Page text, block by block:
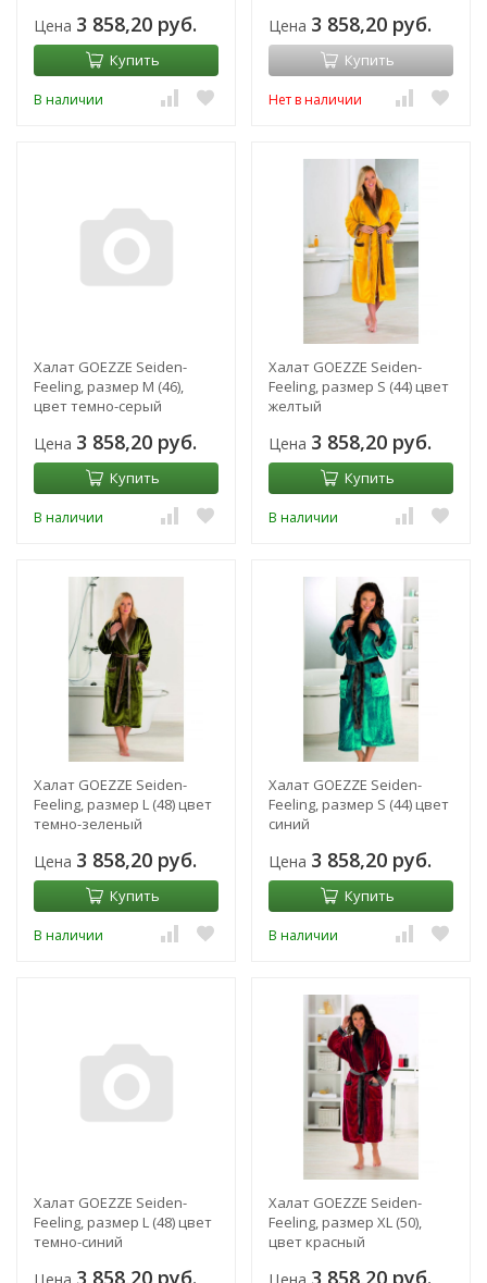
Цена 3 858,20 руб.
Купить
В наличии
Цена 3 858,20 руб.
Купить
Нет в наличии
Халат GOEZZE Seiden-
Feeling, размер M (46),
цвет темно-серый
Цена 3 858,20 руб.
Купить
В наличии
Халат GOEZZE Seiden-
Feeling, размер S (44) цвет
желтый
Цена 3 858,20 руб.
Купить
В наличии
Халат GOEZZE Seiden-
Feeling, размер L (48) цвет
темно-зеленый
Цена 3 858,20 руб.
Купить
В наличии
Халат GOEZZE Seiden-
Feeling, размер S (44) цвет
синий
Цена 3 858,20 руб.
Купить
В наличии
Халат GOEZZE Seiden-
Feeling, размер L (48) цвет
темно-синий
Цена 3 858,20 руб.
Халат GOEZZE Seiden-
Feeling, размер XL (50),
цвет красный
Цена 3 858,20 руб.